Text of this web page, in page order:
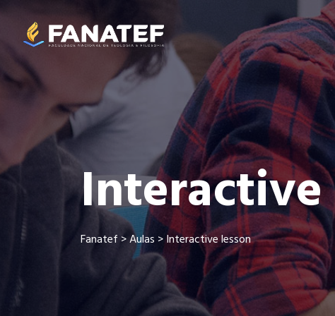
Interactive
Fanatef >Aulas >Interactive lesson